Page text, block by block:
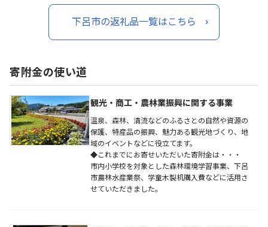
下呂市の返礼品一覧はこちら
寄附金の使い道
観光・商工・農林業振興に関する事業
温泉、森林、清流などのふるさとの自然や資源の
保護、特産品の振興、魅力ある観光地づくり、地
域のイベントなどに役立てます。
◆これまでにお寄せいただいた寄附金は・・・
市内小学校を対象とした森林環境学習事業、下呂
市農林水産業祭、学童木製机購入費などに活用さ
せていただきました。